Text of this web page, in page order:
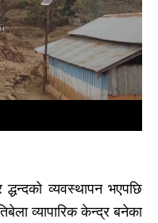
व्यवस्थापन भएपछि
व्यापारिक केन्द्र बनेका